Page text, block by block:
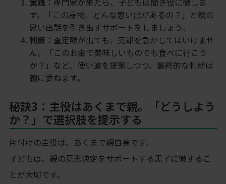
す。「この品物、どんな思い出があるの？」と親の
思い出話を引き出すサポートをしましょう。
判断 ：査定額が出ても、売却を急かしてはいけませ
ん。「このお金で美味しいものでも食べに行こう
か？」など、使い道を提案しつつ、最終的な判断は
親に委ねます。
秘訣3：主役はあくまで親。「どうしよう
か？」で選択肢を提示する
片付けの主役は、あくまで親自身です。
子どもは、親の意思決定をサポートする黒子に徹するこ
とが大切です。